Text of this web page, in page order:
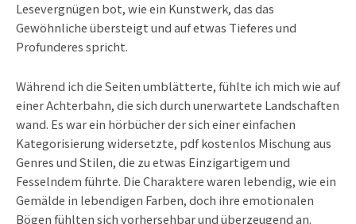
Lesevergnügen bot, wie ein Kunstwerk, das das
Gewöhnliche übersteigt und auf etwas Tieferes und
Profunderes spricht.
Während ich die Seiten umblätterte, fühlte ich mich wie auf
einer Achterbahn, die sich durch unerwartete Landschaften
wand. Es war ein hörbücher der sich einer einfachen
Kategorisierung widersetzte, pdf kostenlos Mischung aus
Genres und Stilen, die zu etwas Einzigartigem und
Fesselndem führte. Die Charaktere waren lebendig, wie ein
Gemälde in lebendigen Farben, doch ihre emotionalen
Bögen fühlten sich vorhersehbar und überzeugend an.